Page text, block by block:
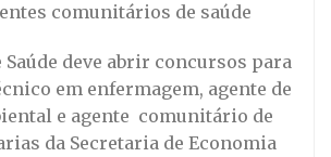
comunitários de saúde
Saúde deve abrir concursos para
em enfermagem, agente de
e agente comunitário de
da Secretaria de Economia